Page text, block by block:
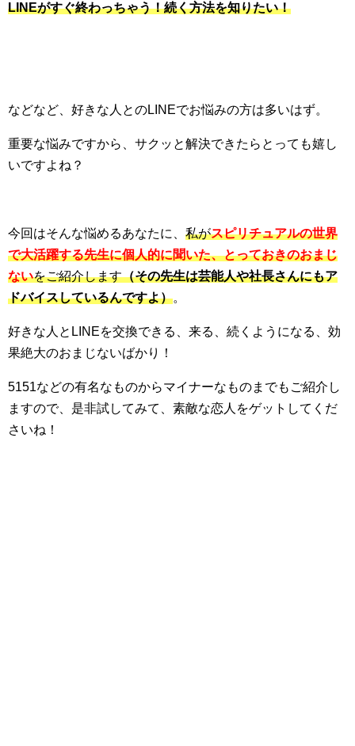
LINEがすぐ終わっちゃう！続く方法を知りたい！
などなど、好きな人とのLINEでお悩みの方は多いはず。
重要な悩みですから、サクッと解決できたらとっても嬉し
いですよね？
今回はそんな悩めるあなたに、 私がスピリチュアルの世界
で大活躍する先生に個人的に聞いた、とっておきのおまじ
ないをご紹介します（その先生は芸能人や社長さんにもア
ドバイスしているんですよ）。
好きな人とLINEを交換できる、来る、続くようになる、効
果絶大のおまじないばかり！
5151などの有名なものからマイナーなものまでもご紹介し
ますので、是非試してみて、素敵な恋人をゲットしてくだ
さいね！